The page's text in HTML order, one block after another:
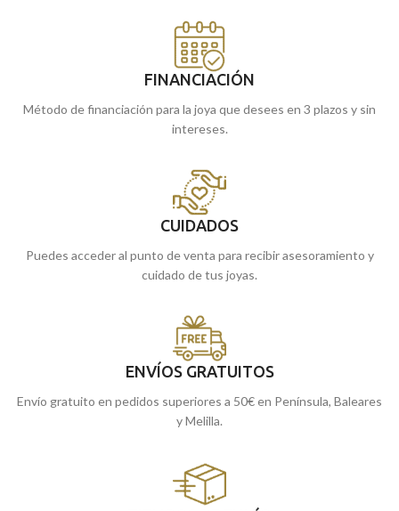
FINANCIACIÓN
Método de financiación para la joya que desees en 3 plazos y sin
intereses.
CUIDADOS
Puedes acceder al punto de venta para recibir asesoramiento y
cuidado de tus joyas.
ENVÍOS GRATUITOS
Envío gratuito en pedidos superiores a 50€ en Península, Baleares
y Melilla.